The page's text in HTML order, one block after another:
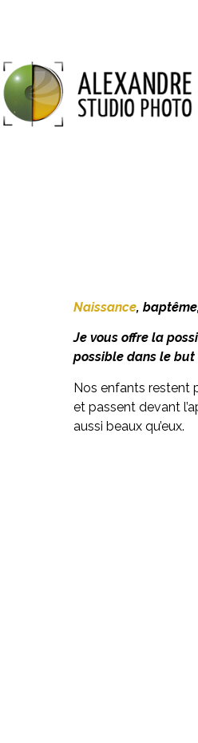
Naissance,
Je vous offre la
possible dans le but
Nos enfants restent
et passent devant
aussi beaux qu’eux.